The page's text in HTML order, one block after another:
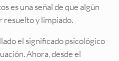
es una señal de que algún
resuelto y limpiado.
el significado psicológico
Ahora, desde el